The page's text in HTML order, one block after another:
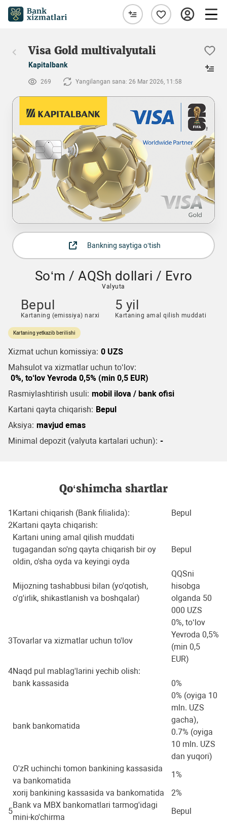
Visa Gold multivalyutali
Kapitalbank
269 Yangilangan sana: 26 Mar 2026, 11:58
Bankning saytiga o‘tish
So‘m / AQSh dollari / Evro
Valyuta
Bepul
Kartaning (emissiya) narxi
5 yil
Kartaning amal qilish muddati
Kartaning yetkazib berilishi
Xizmat uchun komissiya: 0 UZS
Mahsulot va xizmatlar uchun to‘lov:
0%, to‘lov Yevroda 0,5% (min 0,5 EUR)
Rasmiylashtirish usuli: mobil ilova / bank ofisi
Kartani qayta chiqarish: Bepul
Aksiya: mavjud emas
Minimal depozit (valyuta kartalari uchun): -
Qo‘shimcha shartlar
1 Kartani chiqarish (Bank filialida):
Bepul
2Kartani qayta chiqarish:
Kartani uning amal qilish muddati
tugagandan so'ng qayta chiqarish bir oy
oldin, o'sha oyda va keyingi oyda
Bepul
Mijozning tashabbusi bilan (yo'qotish,
o'g'irlik, shikastlanish va boshqalar)
QQSni
hisobga
olganda 50
000 UZS
3Tovarlar va xizmatlar uchun to'lov
0%, to‘lov
Yevroda 0,5%
(min 0,5
EUR)
4Naqd pul mablag'larini yechib olish:
bank kassasida
0%
bank bankomatida
0% (oyiga 10
mln. UZS
gacha),
0.7% (oyiga
10 mln. UZS
dan yuqori)
O'zR uchinchi tomon bankining kassasida
va bankomatida
1%
xorij bankining kassasida va bankomatida
2%
5
Bank va MBX bankomatlari tarmog'idagi
mini-ko'chirma
Bepul